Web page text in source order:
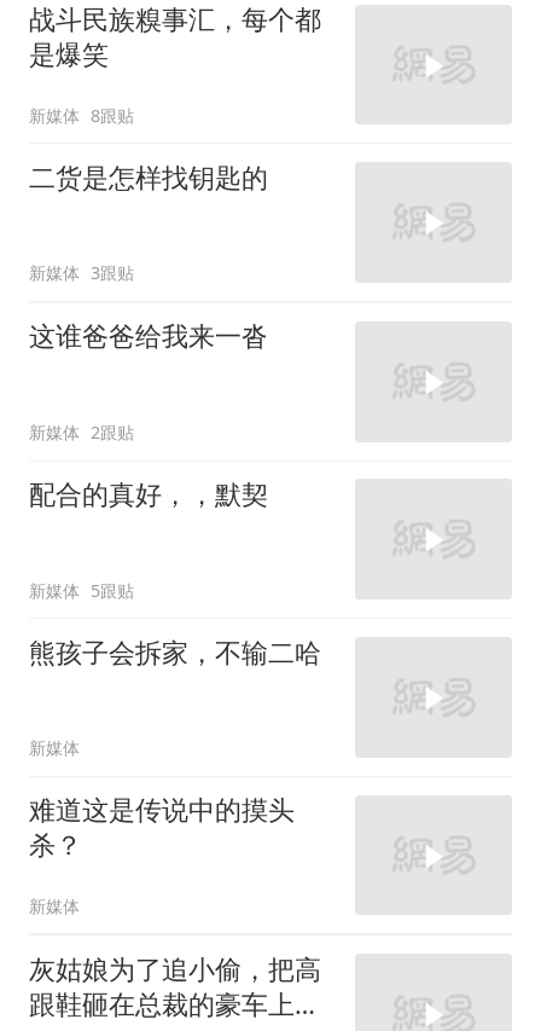
战斗民族糗事汇，每个都
是爆笑
新媒体 8跟贴
二货是怎样找钥匙的
新媒体 3跟贴
这谁爸爸给我来一沓
新媒体 2跟贴
配合的真好，，默契
新媒体 5跟贴
熊孩子会拆家，不输二哈
新媒体
难道这是传说中的摸头
杀？
新媒体
灰姑娘为了追小偷，把高
跟鞋砸在总裁的豪车上，